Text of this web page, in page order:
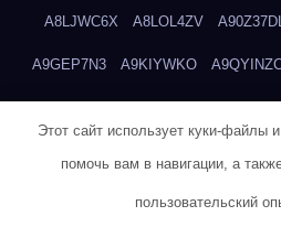
A8LJWC6X A8LOL4ZV
A9GEP7N3 A9KIYWKO
ADMVWTS8
Этот сайт использует куки-файлы
помочь вам в навигации, а
пользовательский